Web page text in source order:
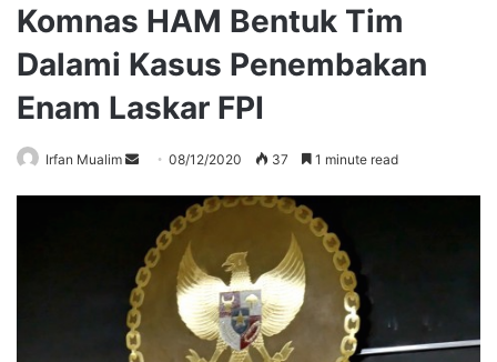
Komnas HAM Bentuk Tim
Dalami Kasus Penembakan
Enam Laskar FPI
Irfan Mualim
Send08/12/2020 37 1 minute read